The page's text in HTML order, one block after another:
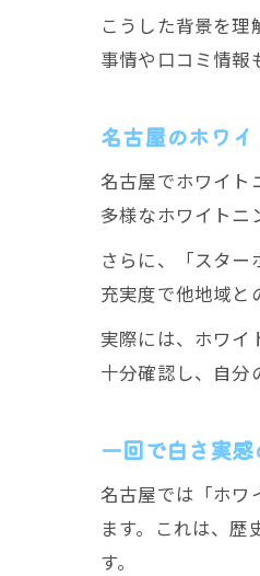
こうした背景を
事情や口コミ情報
名古屋のホワ
名古屋でホワイト
多様なホワイトニ
さらに、「スタ
充実度で他地域と
実際には、ホワイ
十分確認し、自分
一回で白さ実
名古屋では「ホワ
ます。これは、
す。